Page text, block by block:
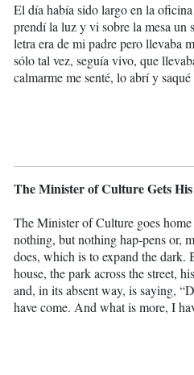
El día había sido largo en la
prendí la luz y vi sobre la mesa un
letra era de mi padre pero llevaba
sólo tal vez, seguía vivo, que
calmarme me senté, lo abrí y
The Minister of Culture Gets
The Minister of Culture goes
nothing, but nothing hap-pens or,
does, which is to expand the
house, the park across the street,
and, in its absent way, is saying,
have come. And what is more, I